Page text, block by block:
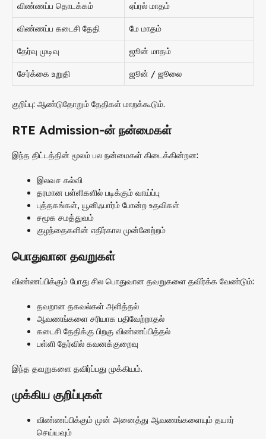
விண்ணப்ப தொடக்கம் ஏப்ரல் மாதம்
விண்ணப்ப கடைசி தேதி மே மாதம்
தேர்வு முடிவு ஜூன் மாதம்
சேர்க்கை உறுதி ஜூன் / ஜூலை
குறிப்பு: ஆண்டுதோறும் தேதிகள் மாறக்கூடும்.
RTE Admission-ன் நன்மைகள்
இந்த திட்டத்தின் மூலம் பல நன்மைகள் கிடைக்கின்றன:
இலவச கல்வி
தரமான பள்ளிகளில் படிக்கும் வாய்ப்பு
புத்தகங்கள், யூனிஃபார்ம் போன்ற உதவிகள்
சமூக சமத்துவம்
குழந்தைகளின் எதிர்கால முன்னேற்றம்
பொதுவான தவறுகள்
விண்ணப்பிக்கும் போது சில பொதுவான தவறுகளை தவிர்க்க வேண்டும்:
தவறான தகவல்கள் அளித்தல்
ஆவணங்களை சரியாக பதிவேற்றாதல்
கடைசி தேதிக்கு பிறகு விண்ணப்பித்தல்
பள்ளி தேர்வில் கவனக்குறைவு
இந்த தவறுகளை தவிர்ப்பது முக்கியம்.
முக்கிய குறிப்புகள்
விண்ணப்பிக்கும் முன் அனைத்து ஆவணங்களையும் தயார்
செய்யவும்